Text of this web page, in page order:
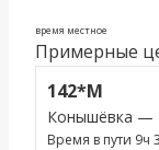
время местное
Примерные
142*М
Конышёвка —
Время в пути 9ч